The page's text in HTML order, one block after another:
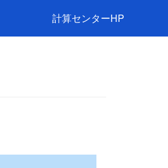
計算センターHP